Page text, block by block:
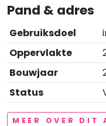
Pand & adres
Gebruiksdoel
Oppervlakte
Bouwjaar
Status
MEER OVER DIT